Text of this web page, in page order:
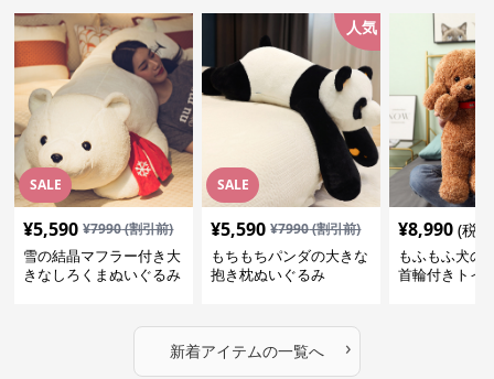
SALE
¥5,590 ¥7990(割引前)
雪の結晶マフラー付き大
きなしろくまぬいぐるみ
SALE
人気
¥5,590 ¥7990(割引前)
もちもちパンダの大きな
抱き枕ぬいぐるみ
¥8,990 (税
もふもふ犬の
首輪付きトイ
新着アイテムの一覧へ ›